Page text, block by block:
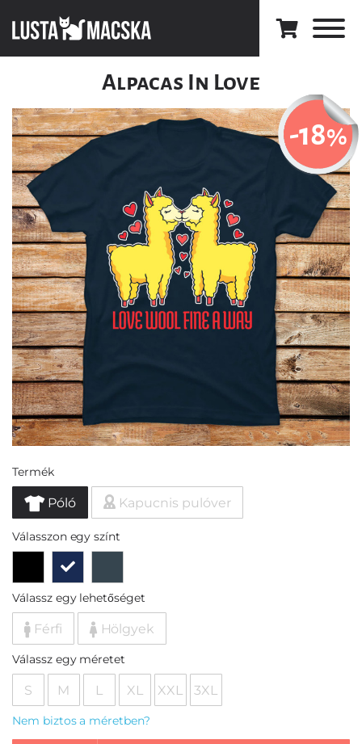
Alpacas In Love
-18%
Termék
Póló Kapucnis pulóver
Válasszon egy színt
Válassz egy lehetőséget
Férfi Hölgyek
Válassz egy méretet
S M L XL XXL 3XL
Nem biztos a méretben?